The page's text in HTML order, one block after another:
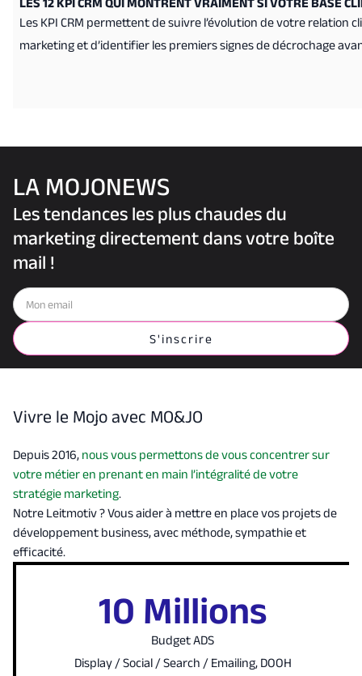
LES 12 KPI CRM QUI MONTRENT VRAIMENT SI VOTRE BASE
Les KPI CRM permettent de suivre l’évolution de votre relation
marketing et d’identifier les premiers signes de décrochage
LA MOJONEWS
Les tendances les plus chaudes du
marketing directement dans votre boîte
mail !
Vivre le Mojo avec MO&JO
Depuis 2016, nous vous permettons de vous concentrer sur
votre métier en prenant en main l’intégralité de votre
stratégie marketing.
Notre Leitmotiv ? Vous aider à mettre en place vos projets de
développement business, avec méthode, sympathie et
efficacité.
10 Millions
Budget ADS
Display / Social / Search / Emailing, DOOH